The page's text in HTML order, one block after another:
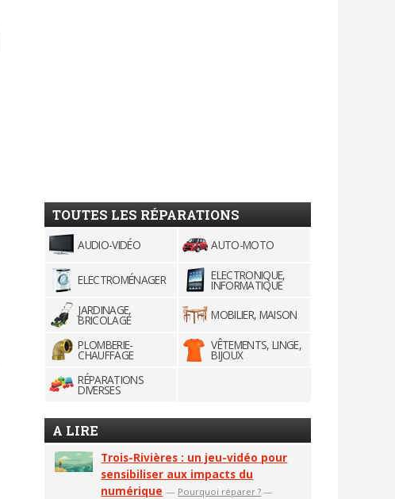
TOUTES LES RÉPARATIONS
AUDIO-VIDÉO AUTO-MOTO
ELECTROMÉNAGER ELECTRONIQUE,
INFORMATIQUE
JARDINAGE,
BRICOLAGE
MOBILIER, MAISON
PLOMBERIE-
CHAUFFAGE
VÊTEMENTS, LINGE,
BIJOUX
RÉPARATIONS
DIVERSES
A LIRE
Trois-Rivières : un jeu-vidéo pour
sensibiliser aux impacts du
numérique — Pourquoi réparer ? —